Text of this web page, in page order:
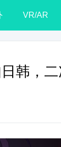
VR/AR
韩，